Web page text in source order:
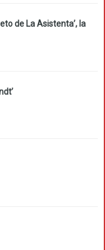
de La Asistenta’, la